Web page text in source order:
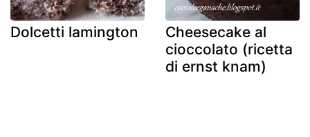
Dolcetti lamington
Cheesecake al
cioccolato (ricetta
di ernst knam)